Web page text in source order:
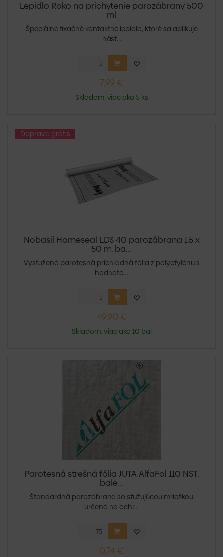
Lepidlo Roko na prichytenie parozábrany 500
ml
Špeciálne fixačné kontaktné lepidlo, ktoré sa aplikuje
nást...
7,99 €
Skladom: viac ako 5 ks
Doprava grátis
Nobasil Homeseal LDS 40 parozábrana 1,5 x
50 m, ba...
Vystužená parotesná priehľadná fólia z polyetylénu s
hodnoto...
49,90 €
Skladom: viac ako 10 bal
Parotesná strešná fólia JUTA AlfaFol 110 NST,
bale...
Štandardná parozábrana so stužujúcou mriežkou
určená na ochr...
0,74 €